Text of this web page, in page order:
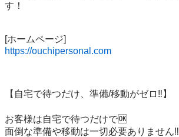
す！
https://ouchipersonal.com
【自宅で待つだけ、準備/移動がゼロ‼️】
お客様は自宅で待つだけで🆗
面倒な準備や移動は一切必要ありません‼️